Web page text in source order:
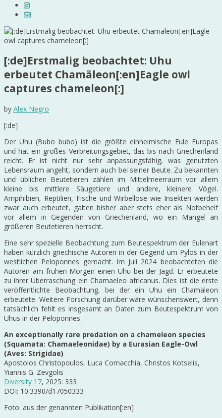
[:de]Erstmalig beobachtet: Uhu
erbeutet Chamäleon[:en]Eagle owl
captures chameleon[:]
by Alex Negro
[:de]
Der Uhu (Bubo bubo) ist die größte einheimische Eule Europas
und hat ein großes Verbreitungsgebiet, das bis nach Griechenland
reicht. Er ist nicht nur sehr anpassungsfähig, was genutzten
Lebensraum angeht, sondern auch bei seiner Beute. Zu bekannten
und üblichen Beutetieren zählen im Mittelmeerraum vor allem
kleine bis mittlere Säugetiere und andere, kleinere Vögel.
Ampihibien, Reptilien, Fische und Wirbellose wie Insekten werden
zwar auch erbeutet, galten bisher aber stets eher als Notbehelf
vor allem in Gegenden von Griechenland, wo ein Mangel an
größeren Beutetieren herrscht.
Eine sehr spezielle Beobachtung zum Beutespektrum der Eulenart
haben kürzlich griechische Autoren in der Gegend um Pylos in der
westlichen Peloponnes gemacht. Im Juli 2024 beobachteten die
Autoren am frühen Morgen einen Uhu bei der Jagd. Er erbeutete
zu ihrer Überraschung ein Chamaeleo africanus. Dies ist die erste
veröffentlichte Beobachtung, bei der ein Uhu ein Chamäleon
erbeutete. Weitere Forschung darüber wäre wünschenswert, denn
tatsächlich fehlt es insgesamt an Daten zum Beutespektrum von
Uhus in der Peloponnes.
An exceptionally rare predation on a chameleon species
(Squamata: Chamaeleonidae) by a Eurasian Eagle-Owl
(Aves: Strigidae)
Apostolos Christopoulos, Luca Cornacchia, Christos Kotselis,
Yiannis G. Zevgolis
Diversity 17, 2025: 333
DOI: 10.3390/d17050333
Foto: aus der genannten Publikation[:en]